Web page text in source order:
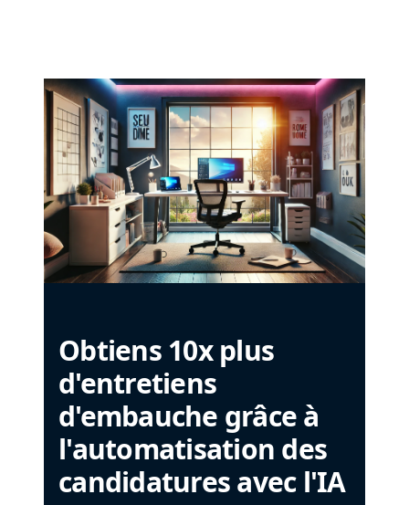
Obtiens 10x plus
d'entretiens
d'embauche grâce à
l'automatisation des
candidatures avec l'IA